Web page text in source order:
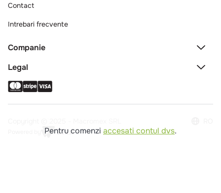
Pentru comenzi accesati contul dvs.
Contact
Intrebari frecvente
Companie
Legal